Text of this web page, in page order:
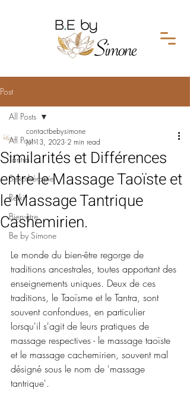
Post
All Posts
Tantra
Sexothérapie
Reiki
Bien-être
Be by Simone
All Posts
Similarités et Différences
entre le Massage Taoïste et
le Massage Tantrique
Cashemirien.
contactbebysimone
Jul 13, 2023 2 min read
Le monde du bien-être regorge de
traditions ancestrales, toutes apportant des
enseignements uniques. Deux de ces
traditions, le Taoïsme et le Tantra, sont
souvent confondues, en particulier
lorsqu'il s'agit de leurs pratiques de
massage respectives - le massage taoïste
et le massage cachemirien, souvent mal
désigné sous le nom de 'massage
tantrique'.